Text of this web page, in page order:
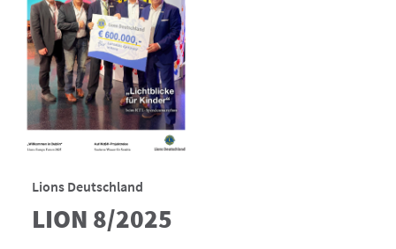
Lions Deutschland
LION 8/2025